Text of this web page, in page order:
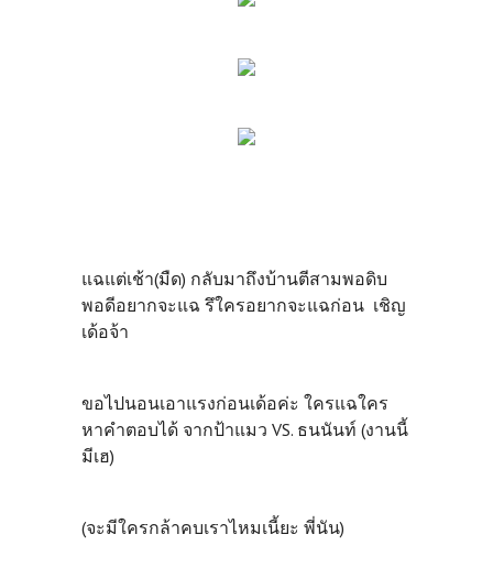
แฉแต่เช้า(มืด) กลับมาถึงบ้านตีสามพอดิบ
พอดีอยากจะแฉ รึใครอยากจะแฉก่อน เชิญ
เด้อจ้า
ขอไปนอนเอาแรงก่อนเด้อค่ะ ใครแฉใคร
หาคำตอบได้ จากป้าแมว VS. ธนนันท์ (งานนี้
มีเฮ)
(จะมีใครกล้าคบเราไหมเนี้ยะ พี่นัน)